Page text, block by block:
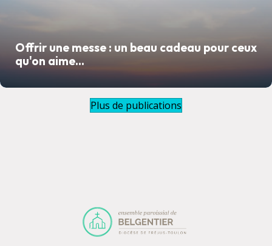
Offrir une messe : un beau cadeau pour ceux
qu'on aime...
Plus de publications